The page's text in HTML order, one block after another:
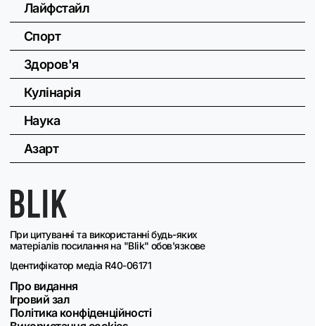
При цитуванні та використанні будь-яких
матеріалів посилання на "Blik" обов'язкове
Ідентифікатор медіа R40-06171
Про видання
Ігровий зал
Політика конфіденційності
Лайфстайл
Спорт
Здоров'я
Кулінарія
Наука
Азарт